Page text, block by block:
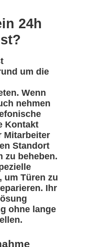
24h
um die
Wenn
nehmen
Kontakt
Mitarbeiter
Standort
zu beheben.
um Türen zu
Ihr
ohne lange